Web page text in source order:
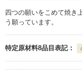
四つの願いをこめて焼き
う願っています。
特定原材料8品目表記：